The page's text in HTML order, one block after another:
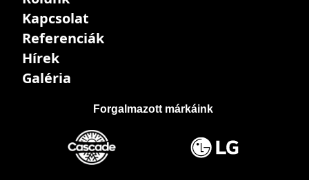
Kapcsolat
Referenciák
Hírek
Galéria
Forgalmazott márkáink